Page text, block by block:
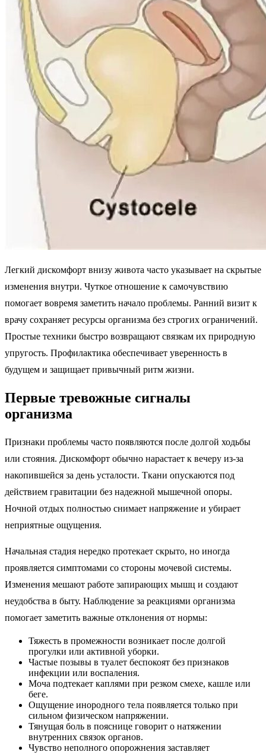
Легкий дискомфорт внизу живота часто указывает на скрытые
изменения внутри. Чуткое отношение к самочувствию
помогает вовремя заметить начало проблемы. Ранний визит к
врачу сохраняет ресурсы организма без строгих ограничений.
Простые техники быстро возвращают связкам их природную
упругость. Профилактика обеспечивает уверенность в
будущем и защищает привычный ритм жизни.
Первые тревожные сигналы
организма
Признаки проблемы часто появляются после долгой ходьбы
или стояния. Дискомфорт обычно нарастает к вечеру из-за
накопившейся за день усталости. Ткани опускаются под
действием гравитации без надежной мышечной опоры.
Ночной отдых полностью снимает напряжение и убирает
неприятные ощущения.
Начальная стадия нередко протекает скрыто, но иногда
проявляется симптомами со стороны мочевой системы.
Изменения мешают работе запирающих мышц и создают
неудобства в быту. Наблюдение за реакциями организма
помогает заметить важные отклонения от нормы:
Тяжесть в промежности возникает после долгой
прогулки или активной уборки.
Частые позывы в туалет беспокоят без признаков
инфекции или воспаления.
Моча подтекает каплями при резком смехе, кашле или
беге.
Ощущение инородного тела появляется только при
сильном физическом напряжении.
Тянущая боль в пояснице говорит о натяжении
внутренних связок органов.
Чувство неполного опорожнения заставляет